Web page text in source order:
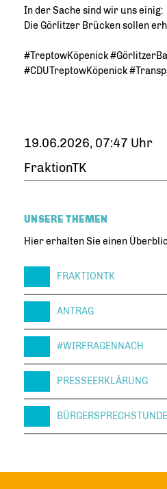
In der Sache sind wir uns einig:
Die Görlitzer Brücken sollen
#TreptowKöpenick
#CDUTreptowKöpenick
19.06.2026, 07:47 Uhr
FraktionTK
UNSERE THEMEN
Hier erhalten Sie einen
FRAKTIONTK
ANTRAG
#WIRFRAGENNACH
PRESSEERKLÄRUNG
BÜRGERSPRECHSTUNDE